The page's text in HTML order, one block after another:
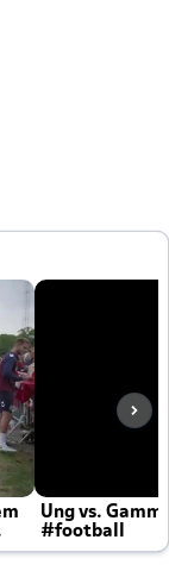
Ung vs.
#football